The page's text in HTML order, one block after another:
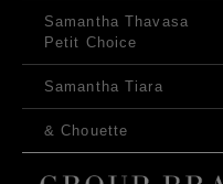
Samantha Thavasa
Petit Choice
Samantha Tiara
& Chouette